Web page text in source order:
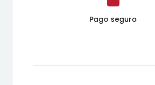
Pago seguro